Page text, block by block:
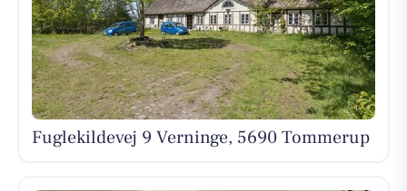
Fuglekildevej 9 Verninge, 5690 Tommerup